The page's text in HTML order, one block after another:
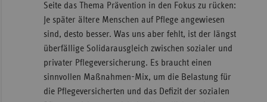
Seite das Thema Prävention in den Fokus zu rücken:
Je später ältere Menschen auf Pflege angewiesen
sind, desto besser. Was uns aber fehlt, ist der längst
überfällige Solidarausgleich zwischen sozialer und
privater Pflegeversicherung. Es braucht einen
sinnvollen Maßnahmen-Mix, um die Belastung für
die Pflegeversicherten und das Defizit der sozialen